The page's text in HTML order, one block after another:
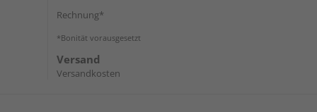
Rechnung*
*Bonität vorausgesetzt
Versand
Versandkosten